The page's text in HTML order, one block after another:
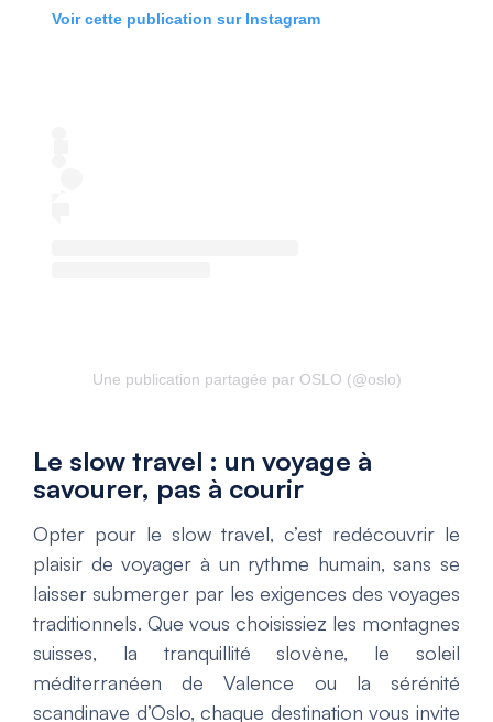
Voir cette publication sur Instagram
Une publication partagée par OSLO (@oslo)
Le slow travel : un voyage à
savourer, pas à courir
Opter pour le slow travel, c’est redécouvrir le
plaisir de voyager à un rythme humain, sans se
laisser submerger par les exigences des voyages
traditionnels. Que vous choisissiez les montagnes
suisses, la tranquillité slovène, le soleil
méditerranéen de Valence ou la sérénité
scandinave d’Oslo, chaque destination vous invite